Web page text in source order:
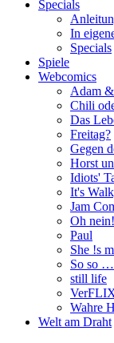
Specials
In
Specials
Spiele
Webcomics
Adam
Chili
Das
Freitag?
Gegen
Horst
Idiots'
It's
Jam
Oh
Paul
She !s
So so
still life
Wahre
Welt am Draht